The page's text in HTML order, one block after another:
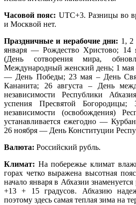
Часовой пояс: UTC+3. Разницы во
и Москвой нет.
Праздничные и нерабочие дни: 1,
января — Рождество Христово;
(День сотворения мира,
Международный женский день; 1 мая
— День Победы; 23 мая – День
Кананита; 26 августа – День
независимости Республики
успения Пресвятой
независимости (освобождения)
устанавливается ежегодно —
26 ноября — День Конституции
Валюта: Российский рубль.
Климат: На побережье климат
горах четко выражена высотная
начало января в Абхазии
+13 + 15 градусов. Абхазию
поэтому здесь самая теплая зима на